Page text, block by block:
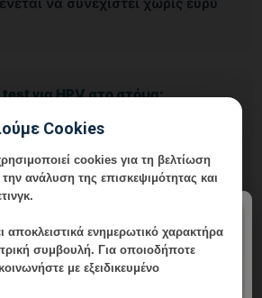
test για HPV στο στόμα;
HPV λοίμωξη. Μπορεί να
επίχρισμα οροφάρυγγα σε
Η βιοψία παραμένει το gold
ανάγκες.
Cookies
cookies για τη βελτίωση
ανάλυση της επισκεψιμότητας και
αποκλειστικά ενημερωτικό χαρακτήρα
συμβουλή. Για οποιοδήποτε
με εξειδικευμένο